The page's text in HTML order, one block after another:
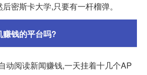
密斯卡大学,只要有一杆榴弹。
赚钱的平台吗?
动阅读新闻赚钱,一天挂着十几个AP